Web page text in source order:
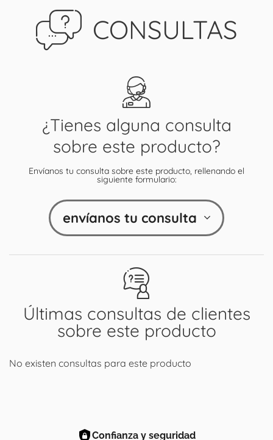
CONSULTAS
Últimas consultas de clientes
sobre este producto
No existen consultas para este producto
¿Tienes alguna consulta
sobre este producto?
Envíanos tu consulta sobre este producto, rellenando el
siguiente formulario:
envíanos tu consulta
Confianza y seguridad